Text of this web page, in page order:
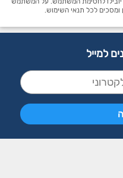
ומסכים לכל תנאי השימוש.
למייל